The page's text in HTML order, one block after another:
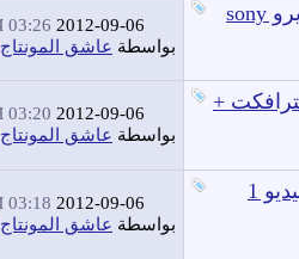
المجموعة الضخمة bcc 7 - فلاتر وانتقالات - سوني فيغاس يرو sony 2012-09-06
03:26 PM
بواسطة عاشق المونتاج
+
2012-09-06
03:20 PM
بواسطة عاشق المونتاج
تعلم برنامج Premiere Pro من الالف إلى الياء بدرس واحد فيديو 1 2012-09-06
03:18 PM
بواسطة عاشق المونتاج